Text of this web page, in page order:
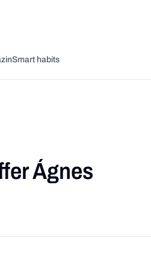
a következő témákat
Smart habits
Ágnes